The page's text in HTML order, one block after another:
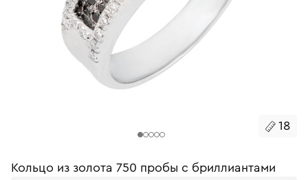
18
Кольцо из золота 750 пробы с бриллиантами